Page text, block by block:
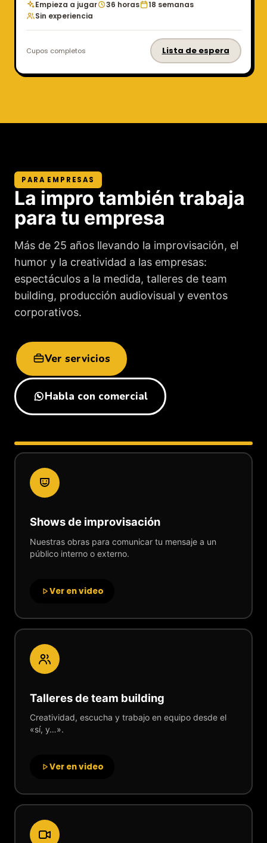
Empieza a jugar 36 horas
18 semanas
Sin experiencia
Cupos completos Lista de espera
PARA EMPRESAS
La impro también trabaja
para tu empresa
Más de 25 años llevando la improvisación, el
humor y la creatividad a las empresas:
espectáculos a la medida, talleres de team
building, producción audiovisual y eventos
corporativos.
Ver servicios
Habla con comercial
Shows de improvisación
Nuestras obras para comunicar tu mensaje a un
público interno o externo.
Ver en video
Talleres de team building
Creatividad, escucha y trabajo en equipo desde el
«sí, y…».
Ver en video